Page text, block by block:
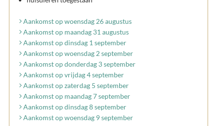
Aankomst op woensdag 26 augustus
Aankomst op maandag 31 augustus
Aankomst op dinsdag 1 september
Aankomst op woensdag 2 september
Aankomst op donderdag 3 september
Aankomst op vrijdag 4 september
Aankomst op zaterdag 5 september
Aankomst op maandag 7 september
Aankomst op dinsdag 8 september
Aankomst op woensdag 9 september